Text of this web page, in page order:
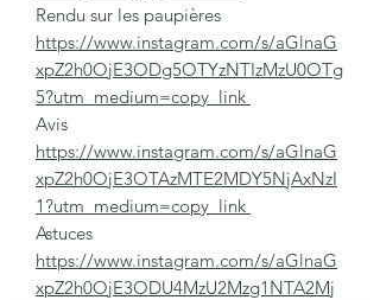
Rendu sur les paupières
https://www.instagram.com/s/aGlnaG
xpZ2h0OjE3ODg5OTYzNTIzMzU0OTg
5?utm_medium=copy_link
Avis
https://www.instagram.com/s/aGlnaG
xpZ2h0OjE3OTAzMTE2MDY5NjAxNzI
1?utm_medium=copy_link
Astuces
https://www.instagram.com/s/aGlnaG
xpZ2h0OjE3ODU4MzU2Mzg1NTA2Mj